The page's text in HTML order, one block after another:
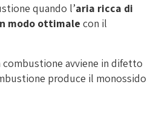
quando l’aria ricca di
modo ottimale con il
combustione avviene in difetto
produce il monossido